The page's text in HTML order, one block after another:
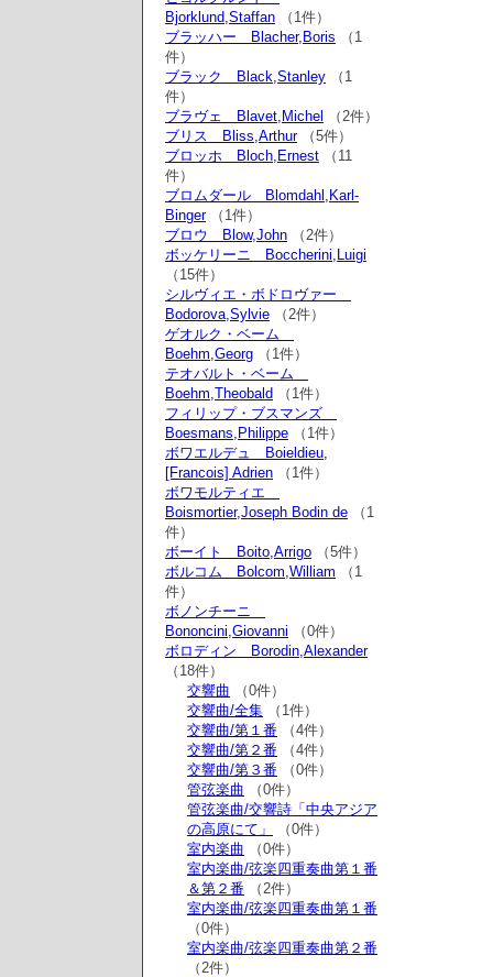
Bjorklund,Staffan （1件）
ブラッハー Blacher,Boris （1
件）
ブラック Black,Stanley （1
件）
ブラヴェ Blavet,Michel
（2件）
ブリス Bliss,Arthur（5件）
ブロッホ Bloch,Ernest （11
件）
ブロムダール Blomdahl,Karl-
Binger（1件）
ブロウ Blow,John （2件）
ボッケリーニ Boccherini,Luigi
（15件）
シルヴィエ・ボドロヴァー
Bodorova,Sylvie （2件）
ゲオルク・ベーム
Boehm,Georg （1件）
テオバルト・ベーム
Boehm,Theobald （1件）
フィリップ・ブスマンズ
Boesmans,Philippe （1件）
ボワエルデュ Boieldieu,
[Francois] Adrien （1件）
ボワモルティエ
Boismortier,Joseph Bodin de （1
件）
ボーイト Boito,Arrigo （5件）
ボルコム Bolcom,William （1
件）
ボノンチーニ
Bononcini,Giovanni （0件）
ボロディン Borodin,Alexander
（18件）
交響曲 （0件）
交響曲/全集 （1件）
交響曲/第１番 （4件）
交響曲/第２番 （4件）
交響曲/第３番 （0件）
管弦楽曲 （0件）
管弦楽曲/交響詩「中央アジア
の高原にて」
（0件）
室内楽曲 （0件）
室内楽曲/弦楽四重奏曲第１番
＆第２番 （2件）
室内楽曲/弦楽四重奏曲第１番
（0件）
室内楽曲/弦楽四重奏曲第２番
（2件）